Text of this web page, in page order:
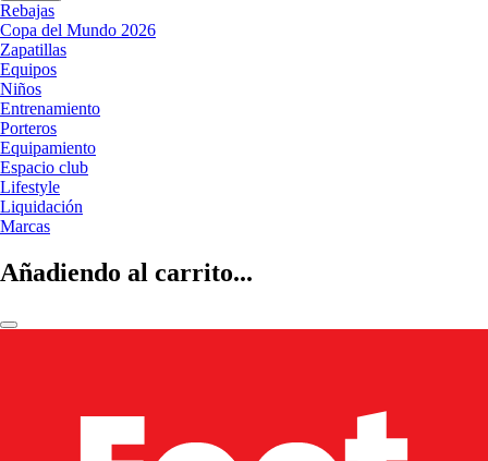
Rebajas
Copa del Mundo 2026
Zapatillas
Equipos
Niños
Entrenamiento
Porteros
Equipamiento
Espacio club
Lifestyle
Liquidación
Marcas
Añadiendo al carrito...